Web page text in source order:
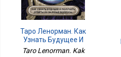
Таро Ленорман. Как
Узнать Будущее И
Получить Ответы На
Taro Lenorman. Kak